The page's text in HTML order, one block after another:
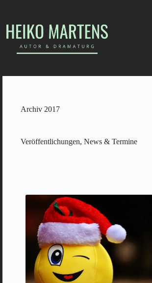
Archiv 2017
Veröffentlichungen, News & Termine